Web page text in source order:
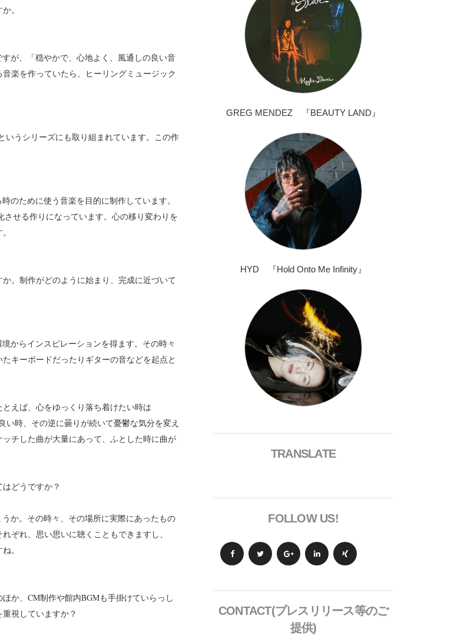
。
が、「穏やかで、心地よく、風通しの良い音
楽を作っていたら、ヒーリングミュージック
いうシリーズにも取り組まれています。この作
のために使う音楽を目的に制作しています。
させる作りになっています。心の移り変わりを
。制作がどのように始まり、完成に近づいて
からインスピレーションを得ます。その時々
キーボードだったりギターの音などを起点と
えば、心をゆっくり落ち着けたい時は
い時、その逆に曇りが続いて憂鬱な気分を変え
チした曲が大量にあって、ふとした時に曲が
どうですか？
か。その時々、その場所に実際にあったもの
れ、思い思いに聴くこともできますし、
。
か、CM制作や館内BGMも手掛けていらっし
視していますか？
GREG MENDEZ 『BEAUTY LAND』
HYD 『Hold Onto Me Infinity』
TRANSLATE
FOLLOW US!
CONTACT(プレスリリース等のご
提供)